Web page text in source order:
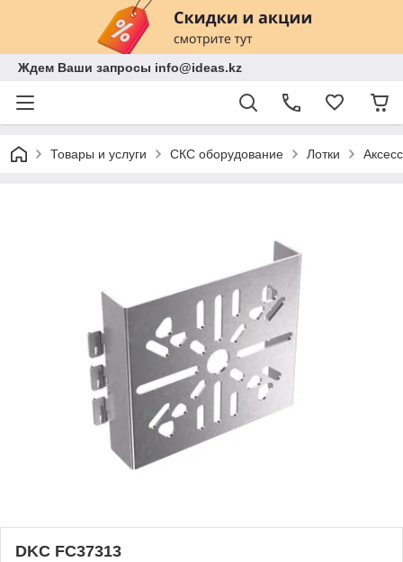
Ждем Ваши запросы info@ideas.kz
Товары и услуги СКС оборудование Лотки
DKC FC37313